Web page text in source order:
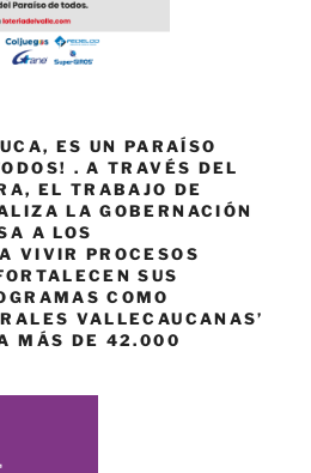
ES UN PARAÍSO
. A TRAVÉS DEL
EL TRABAJO DE
LA GOBERNACIÓN
A LOS
VIVIR PROCESOS
SUS
COMO
VALLECAUCANAS’
MÁS DE 42.000